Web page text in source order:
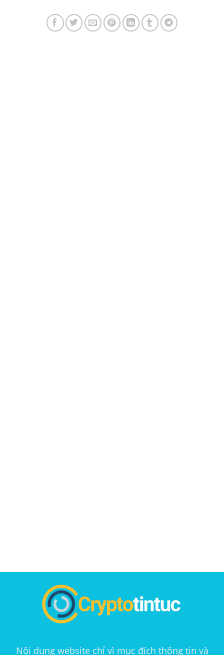
Nội dung website chỉ vì mục đích thông tin và